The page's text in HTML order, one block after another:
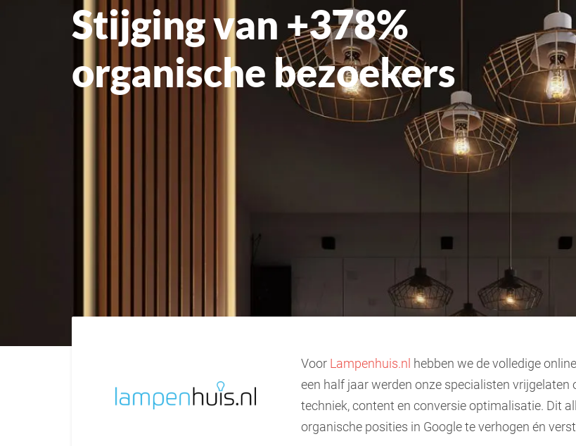
Stijging van +378%
organische bezoekers
Voor Lampenhuis.nl hebben we de volledige
een half jaar werden onze specialisten
techniek, content en conversie optimalisatie. Dit
organische posities in Google te verhogen én